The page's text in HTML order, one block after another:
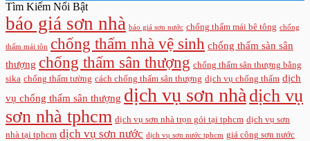
Tìm Kiếm Nổi Bật
báo giá sơn nhà báo giá sơn nước chống thấm mái bê tông chống
thấm mái tôn chống thấm nhà vệ sinh chống thấm sàn sân
thượng chống thấm sân thượng chống thấm sân thượng bằng
sika chống thấm tường cách chống thấm sân thượng dịch vụ chống thấm dịch
vụ chống thấm sân thượng dịch vụ sơn nhà dịch vụ
sơn nhà tphcm dịch vụ sơn nhà trọn gói tại tphcm dịch vụ sơn
nhà tại tphcm dịch vụ sơn nước dịch vụ sơn nước tphcm giá công sơn nước